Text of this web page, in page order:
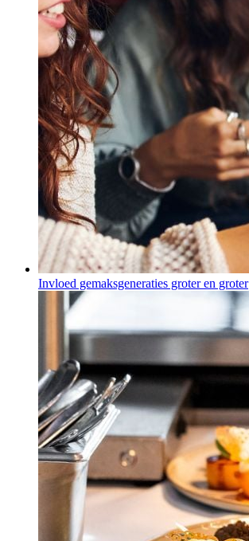
Invloed gemaksgeneraties groter en groter